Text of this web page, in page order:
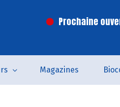
Prochaine
Magazines